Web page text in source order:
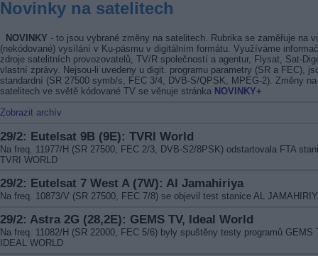
Novinky na satelitech
NOVINKY - to jsou vybrané změny na satelitech. Rubrika se zaměřuje na
(nekódované) vysílání v Ku-pásmu v digitálním formátu. Využíváme
zdroje satelitních provozovatelů, TV/R společností a agentur, Flysat, Sat-
vlastní zprávy. Nejsou-li uvedeny u digit. programu parametry (SR a FEC),
standardní (SR 27500 symb/s, FEC 3/4, DVB-S/QPSK, MPEG-2). Změny na
satelitech ve světě kódované TV se věnuje stránka NOVINKY+
Zobrazit archív
29/2: Eutelsat 9B (9E): TVRI World
Na freq. 11977/H (SR 27500, FEC 2/3, DVB-S2/8PSK) odstartovala FTA
TVRI WORLD
29/2: Eutelsat 7 West A (7W): Al Jamahiriya
Na freq. 10873/V (SR 27500, FEC 7/8) se objevil test stanice AL
29/2: Astra 2G (28,2E): GEMS TV, Ideal World
Na freq. 11082/H (SR 22000, FEC 5/6) byly spuštěny testy programů GEMS
IDEAL WORLD